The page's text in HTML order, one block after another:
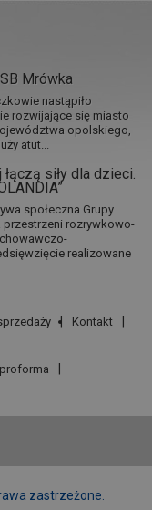
Mrówka
nastąpiło
rozwijające się miasto
opolskiego,
atut...
siły dla dzieci.
społeczna Grupy
przestrzeni rozrywkowo-
realizowane
Kontakt
zastrzeżone.